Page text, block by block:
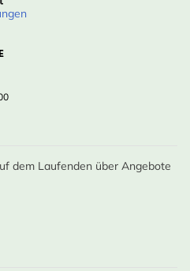
dem Laufenden über Angebote